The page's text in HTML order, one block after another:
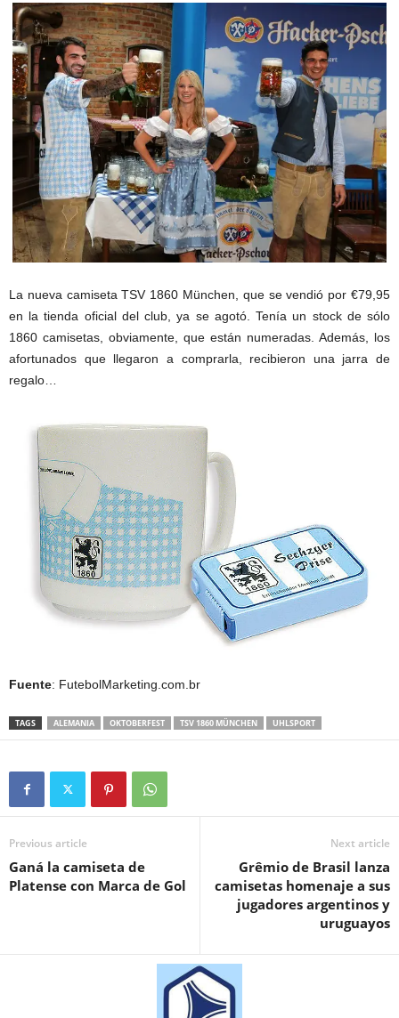
La nueva camiseta TSV 1860 München, que se vendió por €79,95
en la tienda oficial del club, ya se agotó. Tenía un stock de sólo
1860 camisetas, obviamente, que están numeradas. Además, los
afortunados que llegaron a comprarla, recibieron una jarra de
regalo…
Fuente: FutebolMarketing.com.br
TAGS ALEMANIA OKTOBERFEST TSV 1860 MÜNCHEN UHLSPORT
Previous article
Ganá la camiseta de
Platense con Marca de Gol
Next article
Grêmio de Brasil lanza
camisetas homenaje a sus
jugadores argentinos y
uruguayos